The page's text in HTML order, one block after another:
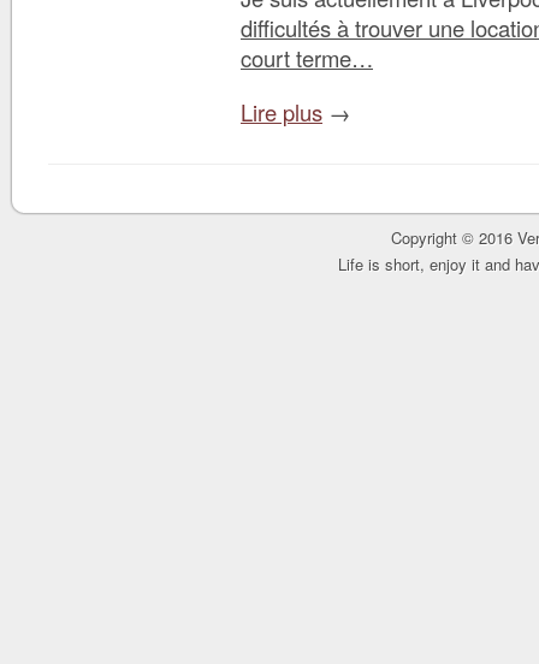
difficultés à trouver une
court terme…
Lire plus →
Copyright © 2016
Life is short, enjoy it and